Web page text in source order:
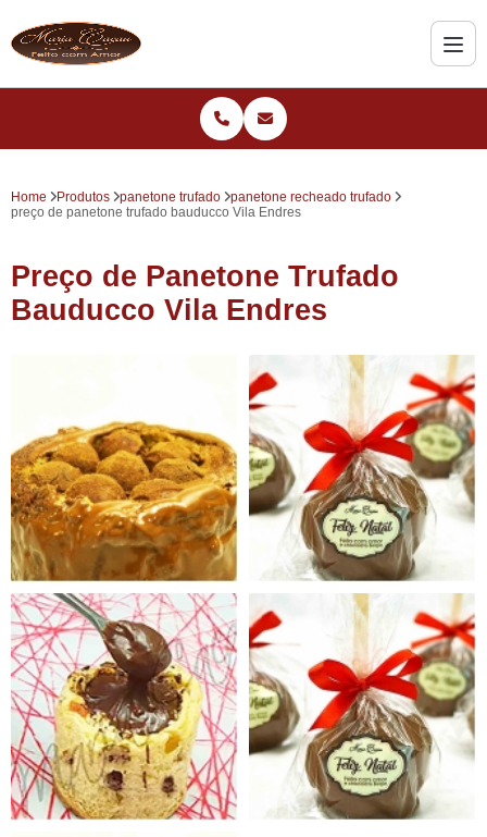
Home Produtos panetone trufado
panetone recheado trufado
preço de panetone trufado bauducco Vila Endres
Preço de Panetone Trufado
Bauducco Vila Endres